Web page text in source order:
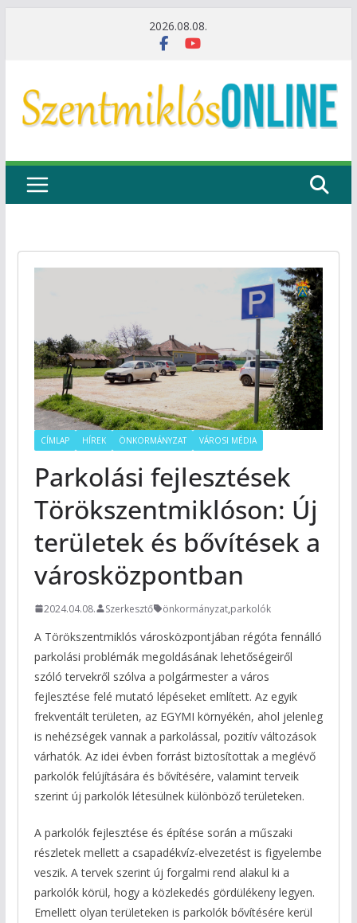
2026.08.08.
CÍMLAP HÍREK ÖNKORMÁNYZAT VÁROSI MÉDIA
Parkolási fejlesztések
Törökszentmiklóson: Új
területek és bővítések a
városközpontban
2024.04.08. Szerkesztő önkormányzat,parkolók
A Törökszentmiklós városközpontjában régóta fennálló
parkolási problémák megoldásának lehetőségeiről
szóló tervekről szólva a polgármester a város
fejlesztése felé mutató lépéseket említett. Az egyik
frekventált területen, az EGYMI környékén, ahol jelenleg
is nehézségek vannak a parkolással, pozitív változások
várhatók. Az idei évben forrást biztosítottak a meglévő
parkolók felújítására és bővítésére, valamint terveik
szerint új parkolók létesülnek különböző területeken.
A parkolók fejlesztése és építése során a műszaki
részletek mellett a csapadékvíz-elvezetést is figyelembe
veszik. A tervek szerint új forgalmi rend alakul ki a
parkolók körül, hogy a közlekedés gördülékeny legyen.
Emellett olyan területeken is parkolók bővítésére kerül